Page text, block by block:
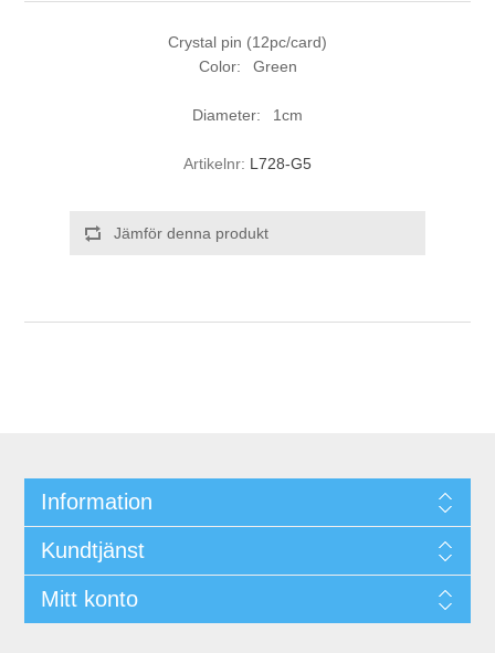
Crystal pin (12pc/card)
Color: Green
Diameter: 1cm
Artikelnr: L728-G5
Jämför denna produkt
Information
Kundtjänst
Mitt konto